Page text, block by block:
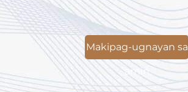
Makipag-ugnayan sa
amin